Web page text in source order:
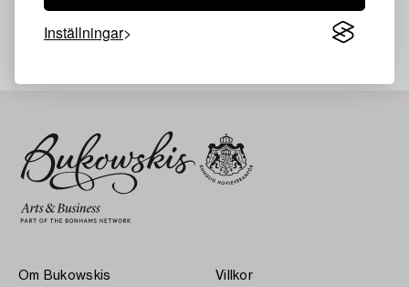
Inställningar
Din sökning gav ingen träff just nu.
Om Bukowskis Villkor